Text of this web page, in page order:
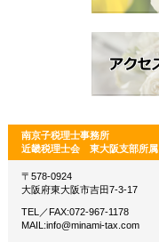
南京子税理士事務所
近畿税理士会 東大阪支部所属
〒578-0924
大阪府東大阪市吉田7-3-17
TEL／FAX:072-967-1178
MAIL:info@minami-tax.com